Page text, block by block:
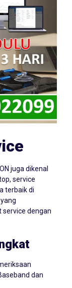
juga dikenal
service
terbaik di
service dengan
dan